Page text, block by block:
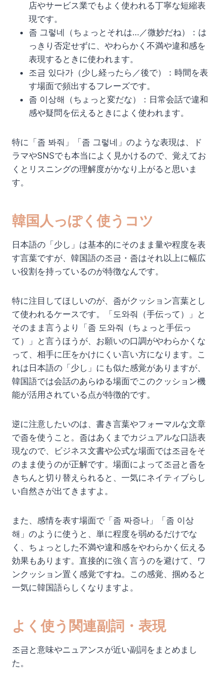
店やサービス業でもよく使われる丁寧な短縮表
現です。
좀 그렇네（ちょっとそれは…／微妙だね）：は
っきり否定せずに、やわらかく不満や違和感を
表現するときに使われます。
조금 있다가（少し経ったら／後で）：時間を表
す場面で頻出するフレーズです。
좀 이상해（ちょっと変だな）：日常会話で違和
感や疑問を伝えるときによく使われます。
特に「좀 봐줘」「좀 그렇네」のような表現は、ド
ラマやSNSでも本当によく見かけるので、覚えてお
くとリスニングの理解度がかなり上がると思いま
す。
韓国人っぽく使うコツ
日本語の「少し」は基本的にそのまま量や程度を表
す言葉ですが、韓国語の조금・좀はそれ以上に幅広
い役割を持っているのが特徴なんです。
特に注目してほしいのが、좀がクッション言葉とし
て使われるケースです。「도와줘（手伝って）」と
そのまま言うより「좀 도와줘（ちょっと手伝っ
て）」と言うほうが、お願いの口調がやわらかくな
って、相手に圧をかけにくい言い方になります。こ
れは日本語の「少し」にも似た感覚がありますが、
韓国語では会話のあらゆる場面でこのクッション機
能が活用されている点が特徴的です。
逆に注意したいのは、書き言葉やフォーマルな文章
で좀を使うこと。좀はあくまでカジュアルな口語表
現なので、ビジネス文書や公式な場面では조금をそ
のまま使うのが正解です。場面によって조금と좀を
きちんと切り替えられると、一気にネイティブらし
い自然さが出てきますよ。
また、感情を表す場面で「좀 짜증나」「좀 이상
해」のように使うと、単に程度を弱めるだけでな
く、ちょっとした不満や違和感をやわらかく伝える
効果もあります。直接的に強く言うのを避けて、ワ
ンクッション置く感覚ですね。この感覚、掴めると
一気に韓国語らしくなりますよ。
よく使う関連副詞・表現
조금と意味やニュアンスが近い副詞をまとめまし
た。